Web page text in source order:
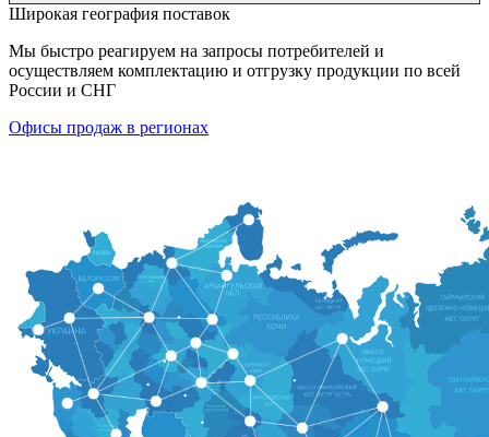
Широкая география поставок
Мы быстро реагируем на запросы потребителей и
осуществляем комплектацию и отгрузку продукции по всей
России и СНГ
Офисы продаж в регионах